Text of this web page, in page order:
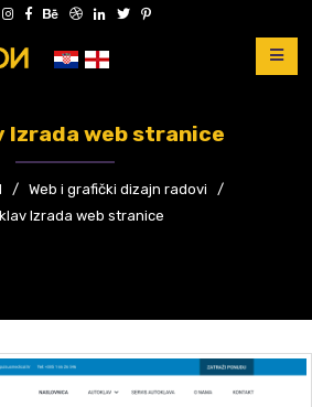
Izrada web stranice
/ Web i grafički dizajn radovi
/
Izrada web stranice